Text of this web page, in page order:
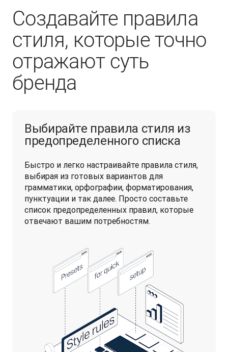
Создавайте правила
стиля, которые точно
отражают суть
бренда
Выбирайте правила стиля из
предопределенного списка
Быстро и легко настраивайте правила стиля,
выбирая из готовых вариантов для
грамматики, орфографии, форматирования,
пунктуации и так далее. Просто составьте
список предопределенных правил, которые
отвечают вашим потребностям.